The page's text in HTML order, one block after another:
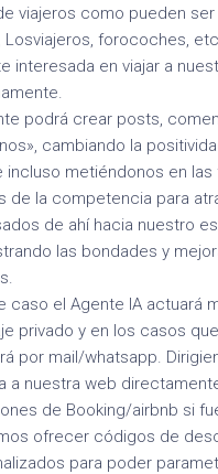
viajeros como pueden ser
Losviajeros, forocoches,
interesada en viajar a
podrá crear posts,
cambiando la
incluso metiéndonos en
de la competencia para
de ahí hacia nuestro
las bondades y
caso el Agente IA actuará
privado y en los casos
por mail/whatsapp.
a nuestra web
de Booking/airbnb si
ofrecer códigos de
para poder